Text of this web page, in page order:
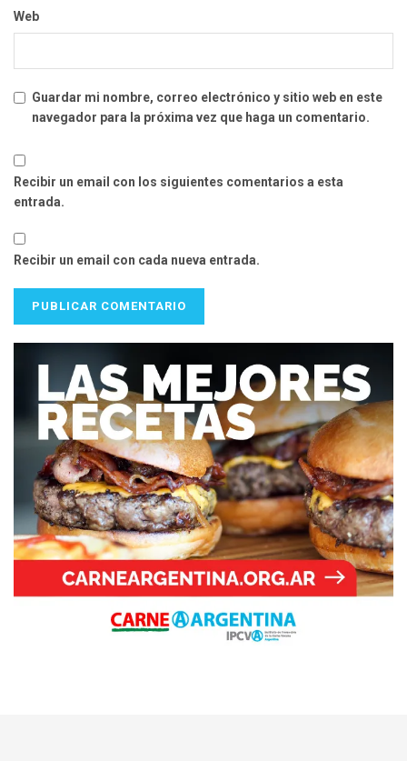
Web
Guardar mi nombre, correo electrónico y sitio web en este
navegador para la próxima vez que haga un comentario.
Recibir un email con los siguientes comentarios a esta
entrada.
Recibir un email con cada nueva entrada.